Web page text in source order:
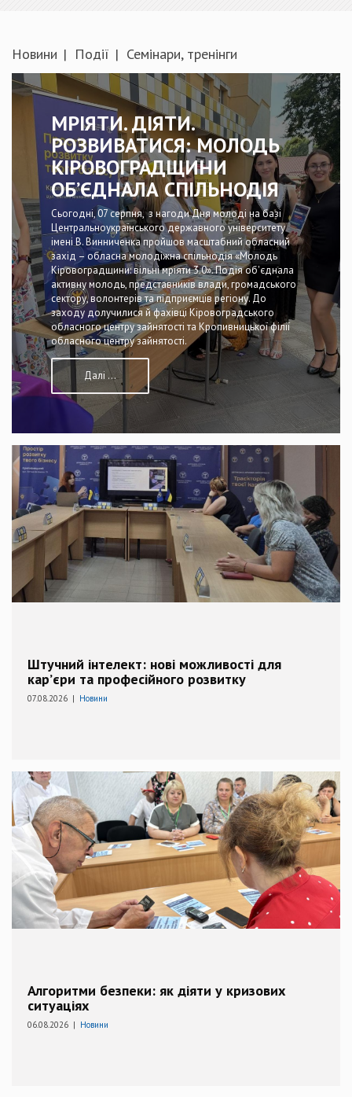
Новини Події Семінари, тренінги
МРІЯТИ. ДІЯТИ.
РОЗВИВАТИСЯ: МОЛОДЬ
КІРОВОГРАДЩИНИ
ОБ’ЄДНАЛА СПІЛЬНОДІЯ
Сьогодні, 07 серпня, з нагоди Дня молоді на базі
Центральноукраїнського державного університету
імені В. Винниченка пройшов масштабний обласний
захід – обласна молодіжна спільнодія «Молодь
Кіровоградщини: вільні мріяти 3.0». Подія об'єднала
активну молодь, представників влади, громадського
сектору, волонтерів та підприємців регіону. До
заходу долучилися й фахівці Кіровоградського
обласного центру зайнятості та Кропивницької філії
обласного центру зайнятості.
Далі ...
Штучний інтелект: нові можливості для
кар’єри та професійного розвитку
07.08.2026 | Новини
Алгоритми безпеки: як діяти у кризових
ситуаціях
06.08.2026 | Новини